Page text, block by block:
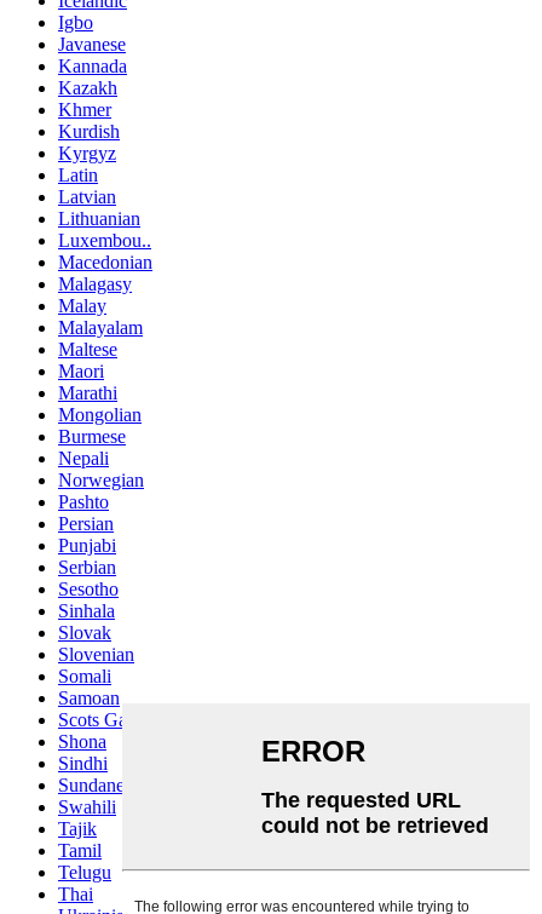
Igbo
Javanese
Kannada
Kazakh
Khmer
Kurdish
Kyrgyz
Latin
Latvian
Lithuanian
Luxembou..
Macedonian
Malagasy
Malay
Malayalam
Maltese
Maori
Marathi
Mongolian
Burmese
Nepali
Norwegian
Pashto
Persian
Punjabi
Serbian
Sesotho
Sinhala
Slovak
Slovenian
Somali
Samoan
Scots Gaelic
Shona
Sindhi
Sundanese
Swahili
Tajik
Tamil
Telugu
Thai